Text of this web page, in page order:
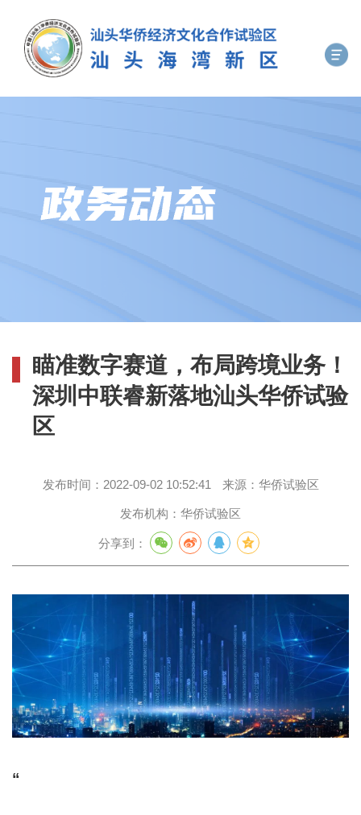
瞄准数字赛道，布局跨境业务！
深圳中联睿新落地汕头华侨试验
区
发布时间： 2022-09-02 10:52:41 来源： 华侨试验区
发布机构： 华侨试验区
分享到：
“